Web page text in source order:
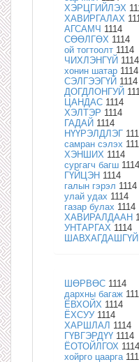
ХЭРЦГИЙЛЭХ
ХАВИРГАЛАХ
АГСАМЧ 1114
СӨӨЛГӨХ 1114
ой тогтоолт 1114
ЧИХЛЭНГҮЙ 1114
хонин шатар 1114
СЭЛГЭЭГҮЙ 1114
ДОГДЛОНГУЙ
ЦАНДАС 1114
ХЭЛТЭР 1114
ГАДАЙ 1114
НҮҮРЭЛДЛЭГ
самран сэлэх
ХЭНШИХ 1114
сургагч багш 1114
ГҮЙЦЭН 1114
галын гэрэл 1114
улай удах 1114
газар булах 1114
ХАВИРАЛДААН
УНТАРГАХ 1114
ШАВХАГДАШГҮЙ
ШӨРВӨС 1114
дархны багаж
ЁВХОЙХ 1114
ЁХСУУ 1114
ХАРШЛАЛ 1114
ГҮВГЭРДҮҮ 1114
ЁОТОЙЛГОХ 1114
хойрго цаарга